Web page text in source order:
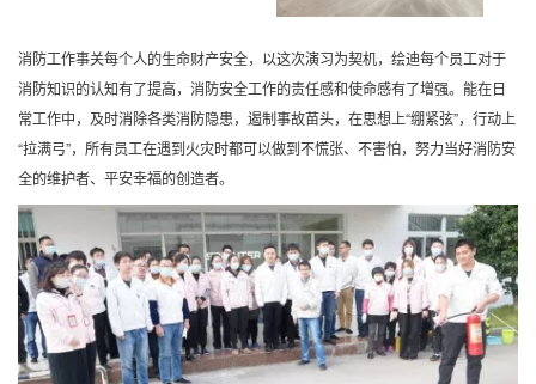
消防工作事关每个人的生命财产安全， 以这次演习为契机，绘迪每个员工对于
消防知识的认知有了提高， 消防安全工作的责任感和使命感有了增强。 能在日
常工作中，及时消除各类消防隐患，遏制事故苗头， 在思想上“绷紧弦”，行动上
“拉满弓”， 所有员工在遇到火灾时都可以做到不慌张、不害怕，努力当好消防安
全的维护者、平安幸福的创造者。